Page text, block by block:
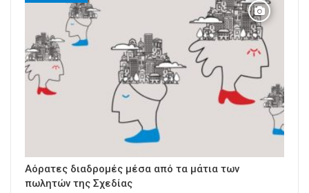
Αόρατες διαδρομές μέσα από τα μάτια των
πωλητών της Σχεδίας